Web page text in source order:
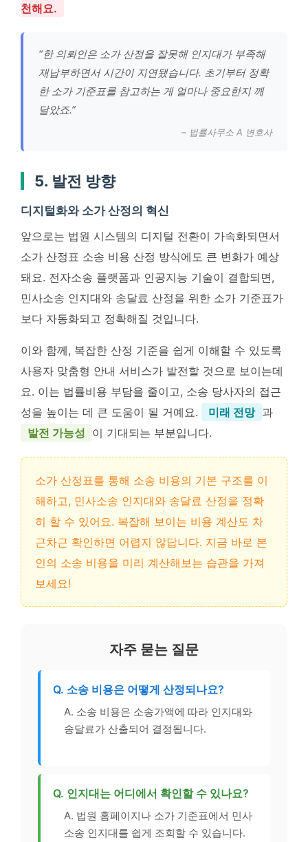
천해요.
“한 의뢰인은 소가 산정을 잘못해 인지대가 부족해
재납부하면서 시간이 지연됐습니다. 초기부터 정확
한 소가 기준표를 참고하는 게 얼마나 중요한지 깨
달았죠.”
– 법률사무소 A 변호사
5. 발전 방향
디지털화와 소가 산정의 혁신
앞으로는 법원 시스템의 디지털 전환이 가속화되면서
소가 산정표 소송 비용 산정 방식에도 큰 변화가 예상
돼요. 전자소송 플랫폼과 인공지능 기술이 결합되면,
민사소송 인지대와 송달료 산정을 위한 소가 기준표가
보다 자동화되고 정확해질 것입니다.
이와 함께, 복잡한 산정 기준을 쉽게 이해할 수 있도록
사용자 맞춤형 안내 서비스가 발전할 것으로 보이는데
요. 이는 법률비용 부담을 줄이고, 소송 당사자의 접근
성을 높이는 데 큰 도움이 될 거예요.
미래 전망 과
발전 가능성 이 기대되는 부분입니다.
소가 산정표를 통해 소송 비용의 기본 구조를 이
해하고, 민사소송 인지대와 송달료 산정을 정확
히 할 수 있어요. 복잡해 보이는 비용 계산도 차
근차근 확인하면 어렵지 않답니다. 지금 바로 본
인의 소송 비용을 미리 계산해보는 습관을 가져
보세요!
자주 묻는 질문
Q. 소송 비용은 어떻게 산정되나요?
A. 소송 비용은 소송가액에 따라 인지대와
송달료가 산출되어 결정됩니다.
Q. 인지대는 어디에서 확인할 수 있나요?
A. 법원 홈페이지나 소가 기준표에서 민사
소송 인지대를 쉽게 조회할 수 있습니다.